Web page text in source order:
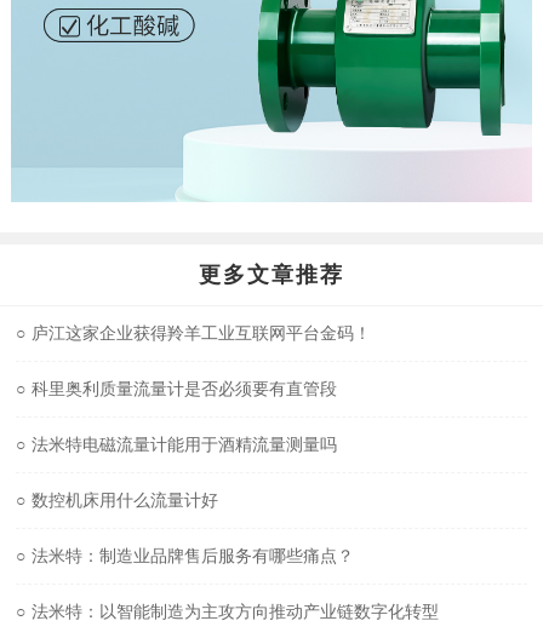
更多文章推荐
○ 庐江这家企业获得羚羊工业互联网平台金码！
○ 科里奥利质量流量计是否必须要有直管段
○ 法米特电磁流量计能用于酒精流量测量吗
○ 数控机床用什么流量计好
○ 法米特：制造业品牌售后服务有哪些痛点？
○ 法米特：以智能制造为主攻方向推动产业链数字化转型